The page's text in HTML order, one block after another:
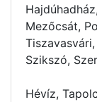
Mezőcsát,
Szikszó,
Hévíz,